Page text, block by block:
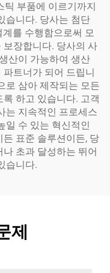
틱 부품에 이르기까지
습니다. 당사는 첨단
를 수행함으로써 모
장합니다. 당사의 사
산이 가능하여 생산
트너가 되어 드립니
로 삼아 제작되는 모든
하고 있습니다. 고객
는 지속적인 프로세스
일 수 있는 혁신적인
표준 솔루션이든, 당
초과 달성하는 뛰어
습니다.
제